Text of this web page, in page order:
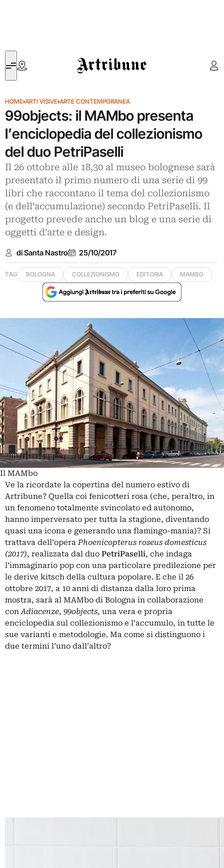
Artribune
HOME›ARTI VISIVE›ARTE CONTEMPORANEA
99objects: il MAMbo presenta
l’enciclopedia del collezionismo
del duo PetriPaselli
Il 26 ottobre alle 18,30 al museo bolognese sarà
presentato il primo numero di una serie di 99
libri che raccontano il tema del collezionismo
(e dell’accumulazione) secondo PetriPaselli. Il
progetto prevede anche un blog e una serie di
oggetti d’arte e design.
di Santa Nastro 25/10/2017
TAG BOLOGNA COLLEZIONISMO EDITORIA MAMBO
Il MAMbo
Ve la ricordate la copertina del numero estivo di
Artribune? Quella coi fenicotteri rosa (che, peraltro, in
un fenomeno totalmente svincolato ed autonomo,
hanno imperversato per tutta la stagione, diventando
quasi una icona e generando una flamingo-mania)? Si
trattava dell’operaPhoenicopterus roseus domesticus
(2017), realizzata dal duo PetriPaselli, che indaga
l’immaginario pop con una particolare predilezione per
le derive kitsch della cultura popolare. E che il 26
ottobre 2017, a 10 anni di distanza dalla loro prima
mostra, sarà al MAMbo di Bologna in collaborazione
conAdiacenze, 99objects, una vera e propria
enciclopedia sul collezionismo e l’accumulo, in tutte le
sue varianti e metodologie. Ma come si distinguono i
due termini l’uno dall’altro?